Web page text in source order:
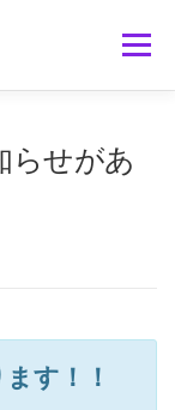
メニュー
らせがあ
す！！